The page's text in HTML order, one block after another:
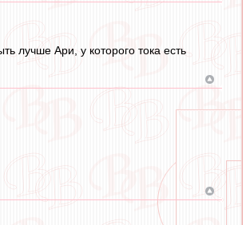
лучше Ари, у которого тока есть